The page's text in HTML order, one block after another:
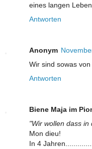
eines langen
Antworten
Anonym
Wir sind sowas von
Antworten
Biene Maja im
"Wir wollen dass
Mon dieu!
In 4 Jahren...............